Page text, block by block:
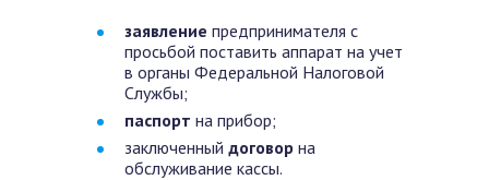
заявление предпринимателя с
просьбой поставить аппарат на учет
в органы Федеральной Налоговой
Службы;
паспорт на прибор;
заключенный договор на
обслуживание кассы.